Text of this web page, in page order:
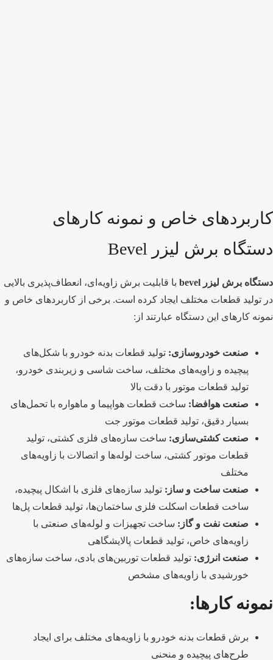
کاربردهای خاص و نمونه کارهای
دستگاه برش لیزر Bevel
دستگاه برش لیزر bevel
با قابلیت برش زاویه‌ای، انعطاف‌پذیری بالایی
در تولید قطعات مختلف ایجاد کرده است. برخی از کاربردهای خاص و
نمونه کارهای این دستگاه عبارتند از:
صنعت خودروسازی: تولید قطعات بدنه خودرو با شکل‌های
پیچیده و زاویه‌های مختلف، ساخت شاسی و زیربندی خودرو،
تولید قطعات موتور با دقت بالا
صنعت هوافضا: ساخت قطعات هواپیما و ماهواره با تحمل‌های
بسیار دقیق، تولید قطعات موتور جت
صنعت کشتی‌سازی: ساخت سازه‌های فلزی کشتی، تولید
قطعات موتور کشتی، ساخت لوله‌ها و اتصالات با زاویه‌های
مختلف
صنعت ساخت و ساز: تولید سازه‌های فلزی با اشکال پیچیده،
ساخت قطعات اسکلت فلزی ساختمان‌ها، تولید قطعات پل‌ها
صنعت نفت و گاز: ساخت تجهیزات و لوله‌های صنعتی با
زاویه‌های خاص، تولید قطعات پالایشگاهی
صنعت انرژی: تولید قطعات توربین‌های بادی، ساخت سازه‌های
خورشیدی با زاویه‌های مشخص
نمونه کارها:
برش قطعات بدنه خودرو با زاویه‌های مختلف برای ایجاد
طرح‌های پیچیده و منحنی